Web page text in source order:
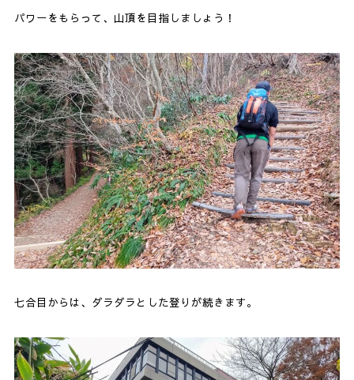
パワーをもらって、山頂を目指しましょう！
七合目からは、ダラダラとした登りが続きます。